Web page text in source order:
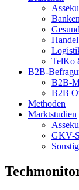
Handel
TelKo
B2B-
B2B-
B2B
Methoden
Marktstudien
GKV-